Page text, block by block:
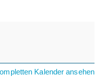
Kalender ansehen